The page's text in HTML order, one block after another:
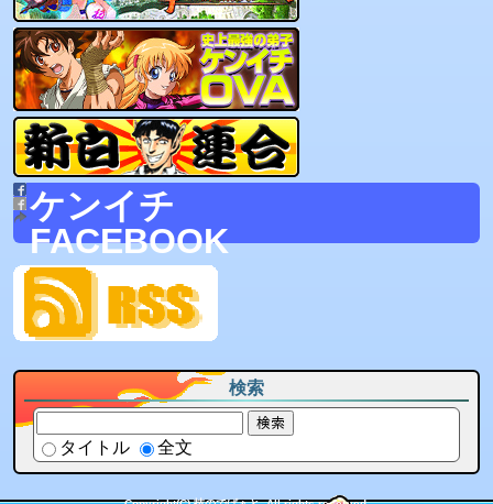
ケンイチ
FACEBOOK
検索
検索
タイトル 全文